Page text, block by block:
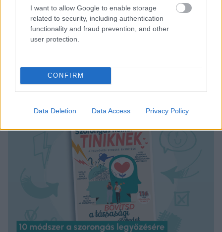
I want to allow Google to enable storage
related to security, including authentication
functionality and fraud prevention, and other
user protection.
CONFIRM
Data Deletion Data Access Privacy Policy
indítani – nemcsak anyák, hanem mindannyiunk
érdekében.
Számold ki, te mennyi láthatatlan munkát végzel itt!